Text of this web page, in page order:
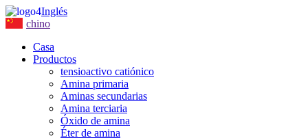
Inglés
chino
Casa
Productos
tensioactivo catiónico
Amina primaria
Aminas secundarias
Amina terciaria
Óxido de amina
Éter de amina